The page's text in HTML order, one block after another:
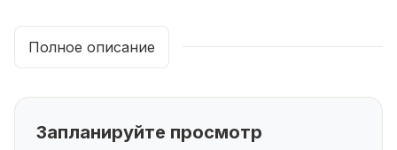
Дом имеет две спальни, идеально подходящие
для отдыха и сна, а кухня станет идеальным
семейных обедов. С террасы открывается
насладиться тишиной и спокойствием
Полное описание
Запланируйте просмотр